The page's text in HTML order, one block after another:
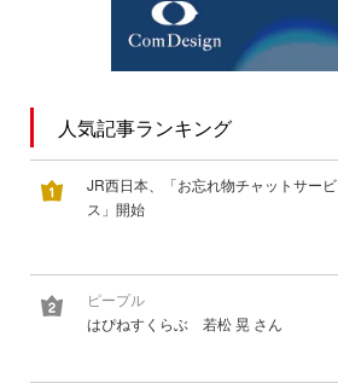
人気記事ランキング
JR西日本、「お忘れ物チャットサービ
ス」開始
ピープル
はぴねすくらぶ 若松 晃 さん